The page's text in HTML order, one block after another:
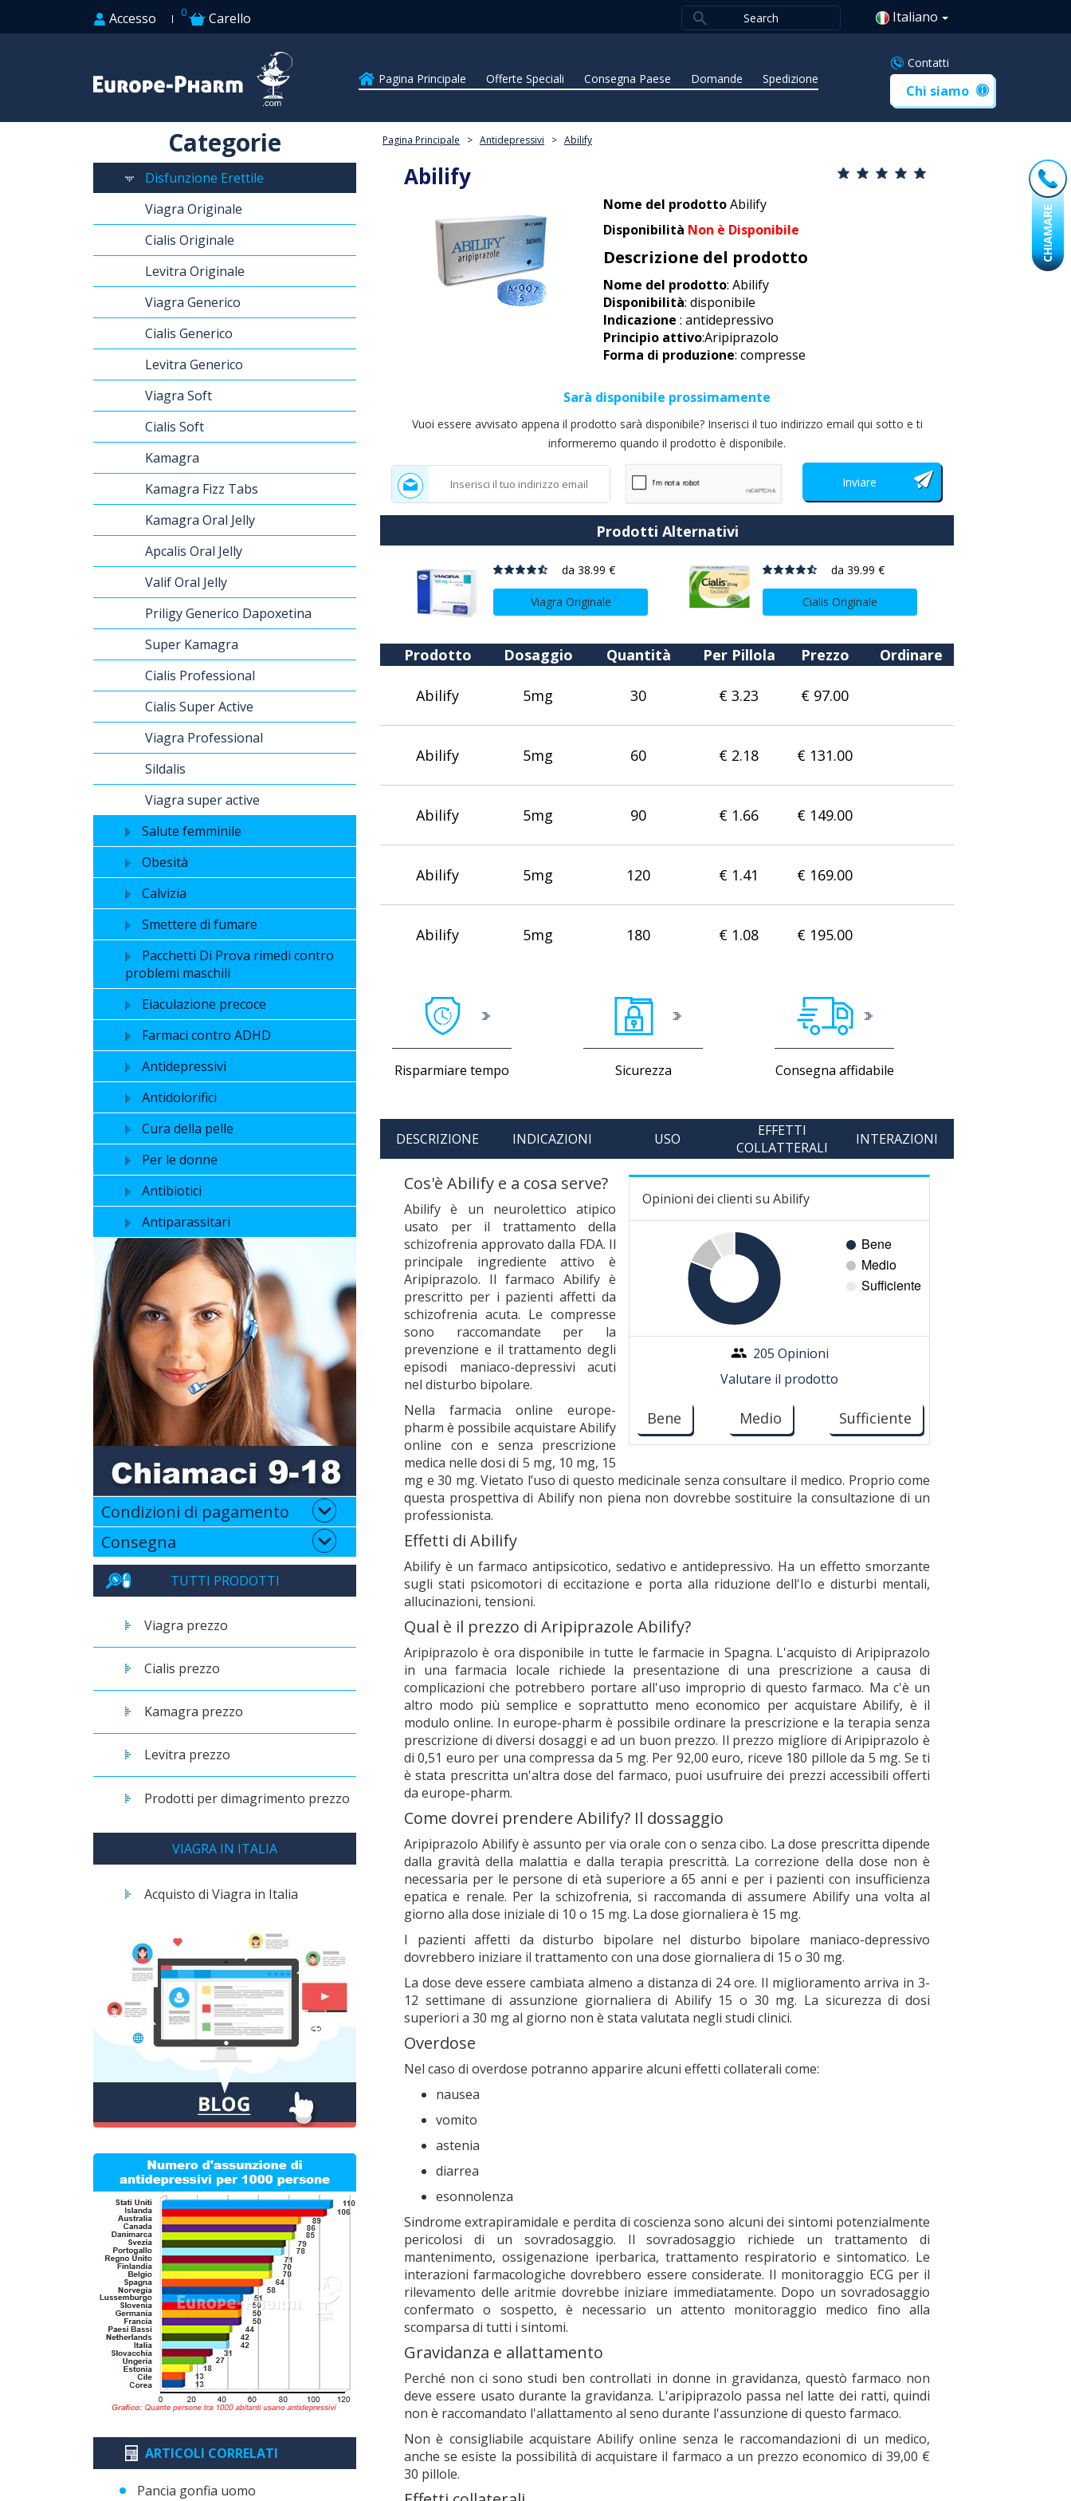
CHIAMARE
Accesso 0 Carello Italiano
Pagina Principale Offerte Speciali Consegna Paese Domande Spedizione
Contatti
Chi siamo
Categorie
Disfunzione Erettile
Viagra Originale
Cialis Originale
Levitra Originale
Viagra Generico
Cialis Generico
Levitra Generico
Viagra Soft
Cialis Soft
Kamagra
Kamagra Fizz Tabs
Kamagra Oral Jelly
Apcalis Oral Jelly
Valif Oral Jelly
Priligy Generico Dapoxetina
Super Kamagra
Cialis Professional
Cialis Super Active
Viagra Professional
Sildalis
Viagra super active
Salute femminile
Obesità
Calvizia
Smettere di fumare
Pacchetti Di Prova rimedi contro
problemi maschili
Eiaculazione precoce
Farmaci contro ADHD
Antidepressivi
Antidolorifici
Cura della pelle
Per le donne
Antibiotici
Antiparassitari
Condizioni di pagamento
Consegna
TUTTI PRODOTTI
Viagra prezzo
Cialis prezzo
Kamagra prezzo
Levitra prezzo
Prodotti per dimagrimento prezzo
VIAGRA IN ITALIA
Acquisto di Viagra in Italia
ARTICOLI CORRELATI
Pancia gonfia uomo
Pagina Principale > Antidepressivi > Abilify
Abilify
Nome del prodottoAbilify
Disponibilità Non è Disponibile
Descrizione del prodotto
Nome del prodotto: Abilify
Disponibilità: disponibile
Indicazione : antidepressivo
Principio attivo:Aripiprazolo
Forma di produzione: compresse
Sarà disponibile prossimamente
Vuoi essere avvisato appena il prodotto sarà disponibile? Inserisci il tuo indirizzo email qui sotto e ti
informeremo quando il prodotto è disponibile.
Prodotti Alternativi
da 38.99 €
Viagra Originale
da 39.99 €
Cialis Originale
Prodotto Dosaggio Quantità Per Pillola Prezzo Ordinare
Abilify 5mg 30 € 3.23 € 97.00
Abilify 5mg 60 € 2.18 € 131.00
Abilify 5mg 90 € 1.66 € 149.00
Abilify 5mg 120 € 1.41 € 169.00
Abilify 5mg 180 € 1.08 € 195.00
Risparmiare tempo Sicurezza Consegna affidabile
DESCRIZIONE INDICAZIONI USO
EFFETTI
COLLATTERALI
INTERAZIONI
Opinioni dei clienti su Abilify
205 Opinioni
Valutare il prodotto
Bene Medio Sufficiente
Cos'è Abilify e a cosa serve?
Abilify è un neurolettico atipico
usato per il trattamento della
schizofrenia approvato dalla FDA. Il
principale ingrediente attivo è
Aripiprazolo. Il farmaco Abilify è
prescritto per i pazienti affetti da
schizofrenia acuta. Le compresse
sono raccomandate per la
prevenzione e il trattamento degli
episodi maniaco-depressivi acuti
nel disturbo bipolare.
Nella farmacia online europe-
pharm è possibile acquistare Abilify
online con e senza prescrizione
medica nelle dosi di 5 mg, 10 mg, 15
mg e 30 mg. Vietato l’uso di questo medicinale senza consultare il medico. Proprio come
questa prospettiva di Abilify non piena non dovrebbe sostituire la consultazione di un
professionista.
Effetti di Abilify
Abilify è un farmaco antipsicotico, sedativo e antidepressivo. Ha un effetto smorzante
sugli stati psicomotori di eccitazione e porta alla riduzione dell'Io e disturbi mentali,
allucinazioni, tensioni.
Qual è il prezzo di Aripiprazole Abilify?
Aripiprazolo è ora disponibile in tutte le farmacie in Spagna. L'acquisto di Aripiprazolo
in una farmacia locale richiede la presentazione di una prescrizione a causa di
complicazioni che potrebbero portare all'uso improprio di questo farmaco. Ma c'è un
altro modo più semplice e soprattutto meno economico per acquistare Abilify, è il
modulo online. In europe-pharm è possibile ordinare la prescrizione e la terapia senza
prescrizione di diversi dosaggi e ad un buon prezzo. Il prezzo migliore di Aripiprazolo è
di 0,51 euro per una compressa da 5 mg. Per 92,00 euro, riceve 180 pillole da 5 mg. Se ti
è stata prescritta un'altra dose del farmaco, puoi usufruire dei prezzi accessibili offerti
da europe-pharm.
Come dovrei prendere Abilify? Il dossaggio
Aripiprazolo Abilify è assunto per via orale con o senza cibo. La dose prescritta dipende
dalla gravità della malattia e dalla terapia prescrittà. La correzione della dose non è
necessaria per le persone di età superiore a 65 anni e per i pazienti con insufficienza
epatica e renale. Per la schizofrenia, si raccomanda di assumere Abilify una volta al
giorno alla dose iniziale di 10 o 15 mg. La dose giornaliera è 15 mg.
I pazienti affetti da disturbo bipolare nel disturbo bipolare maniaco-depressivo
dovrebbero iniziare il trattamento con una dose giornaliera di 15 o 30 mg.
La dose deve essere cambiata almeno a distanza di 24 ore. Il miglioramento arriva in 3-
12 settimane di assunzione giornaliera di Abilify 15 o 30 mg. La sicurezza di dosi
superiori a 30 mg al giorno non è stata valutata negli studi clinici.
Overdose
Nel caso di overdose potranno apparire alcuni effetti collaterali come:
nausea
vomito
astenia
diarrea
esonnolenza
Sindrome extrapiramidale e perdita di coscienza sono alcuni dei sintomi potenzialmente
pericolosi di un sovradosaggio. Il sovradosaggio richiede un trattamento di
mantenimento, ossigenazione iperbarica, trattamento respiratorio e sintomatico. Le
interazioni farmacologiche dovrebbero essere considerate. Il monitoraggio ECG per il
rilevamento delle aritmie dovrebbe iniziare immediatamente. Dopo un sovradosaggio
confermato o sospetto, è necessario un attento monitoraggio medico fino alla
scomparsa di tutti i sintomi.
Gravidanza e allattamento
Perché non ci sono studi ben controllati in donne in gravidanza, questò farmaco non
deve essere usato durante la gravidanza. L'aripiprazolo passa nel latte dei ratti, quindi
non è raccomandato l'allattamento al seno durante l'assunzione di questo farmaco.
Non è consigliabile acquistare Abilify online senza le raccomandazioni di un medico,
anche se esiste la possibilità di acquistare il farmaco a un prezzo economico di 39,00 €
30 pillole.